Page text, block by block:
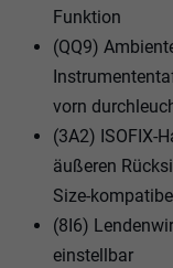
Funktion
(QQ9)
vorn
(3A2) ISOFIX-
äußeren
Size-
(8I6)
einstellbar